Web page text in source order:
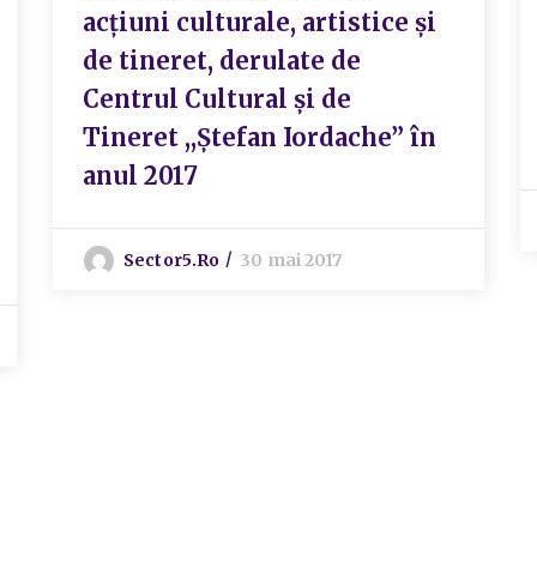
acțiuni culturale, artistice și
de tineret, derulate de
Centrul Cultural și de
Tineret ,,Ștefan Iordache” în
anul 2017
Sector5.ro 30 mai 2017